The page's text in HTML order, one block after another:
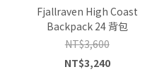
Fjallraven High Coast
Backpack 24 背包
NT$3,600
NT$3,240